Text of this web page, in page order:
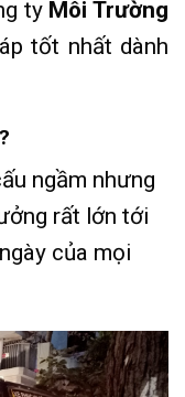
ty Môi Trường
tốt nhất dành
ngầm nhưng
rất lớn tới
của mọi